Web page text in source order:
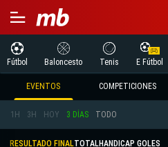
Fútbol Baloncesto Tenis E Fútbol
EVENTOS COMPETICIONES
1H 3H HOY 3 DÍAS TODO
RESULTADO FINALTOTALHANDICAP GOLES